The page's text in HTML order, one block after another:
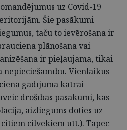
uz Covid-19
Šie pasākumi
taču to ievērošana ir
plānošana vai
ir pieļaujama, tikai
Vienlaikus
gadījumā katrai
drošības pasākumi, kas
aizliegums doties uz
cilvēkiem utt.). Tāpēc